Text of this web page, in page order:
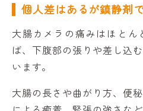
個人差はあるが鎮静剤
大腸カメラの痛みはほとん
ば、下腹部の張りや差し込
います。
大腸の長さや曲がり方、便